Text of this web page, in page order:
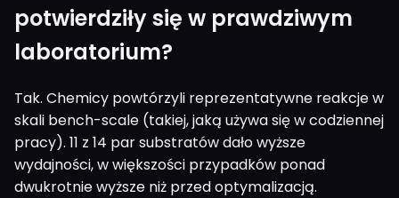
potwierdziły się w prawdziwym
laboratorium?
Tak. Chemicy powtórzyli reprezentatywne reakcje w
skali bench-scale (takiej, jaką używa się w codziennej
pracy). 11 z 14 par substratów dało wyższe
wydajności, w większości przypadków ponad
dwukrotnie wyższe niż przed optymalizacją.